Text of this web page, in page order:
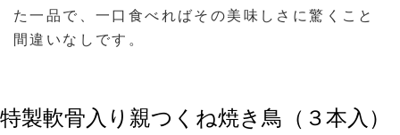
た一品で、一口食べればその美味しさに驚くこと
間違いなしです。
特製軟骨入り親つくね焼き鳥（３本入）